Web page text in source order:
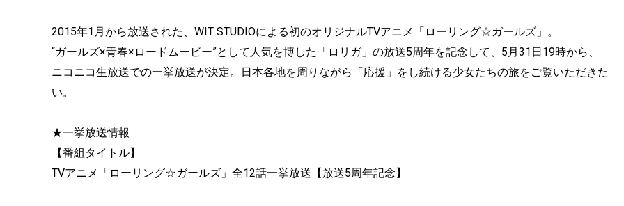
2015年1月から放送された、WIT STUDIOによる初のオリジナルTVアニメ「ローリング☆ガールズ」。
“ガールズ×青春×ロードムービー”として人気を博した「ロリガ」の放送5周年を記念して、5月31日19時から、
ニコニコ生放送での一挙放送が決定。日本各地を周りながら「応援」をし続ける少女たちの旅をご覧いただきた
い。
★一挙放送情報
【番組タイトル】
TVアニメ「ローリング☆ガールズ」全12話一挙放送【放送5周年記念】